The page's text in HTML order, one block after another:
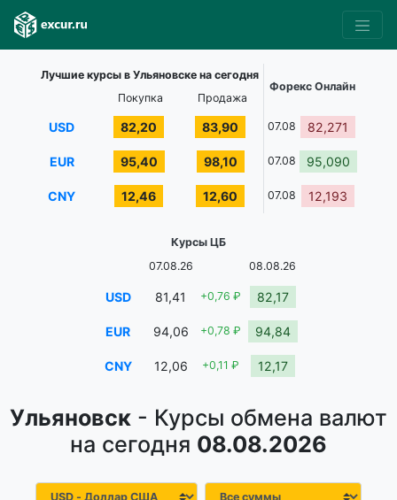
Ульяновск - Курсы обмена валют
на сегодня 08.08.2026
Лучшие курсы в Ульяновске на сегодня
Форекс Онлайн
Покупка
Продажа
USD 82,20 83,90 07.08 82,271
EUR 95,40 98,10 07.08 95,090
CNY 12,46 12,60 07.08 12,193
Курсы ЦБ
07.08.26
08.08.26
USD 81,41 +0,76 ₽ 82,17
EUR 94,06 +0,78 ₽ 94,84
CNY 12,06 +0,11 ₽ 12,17